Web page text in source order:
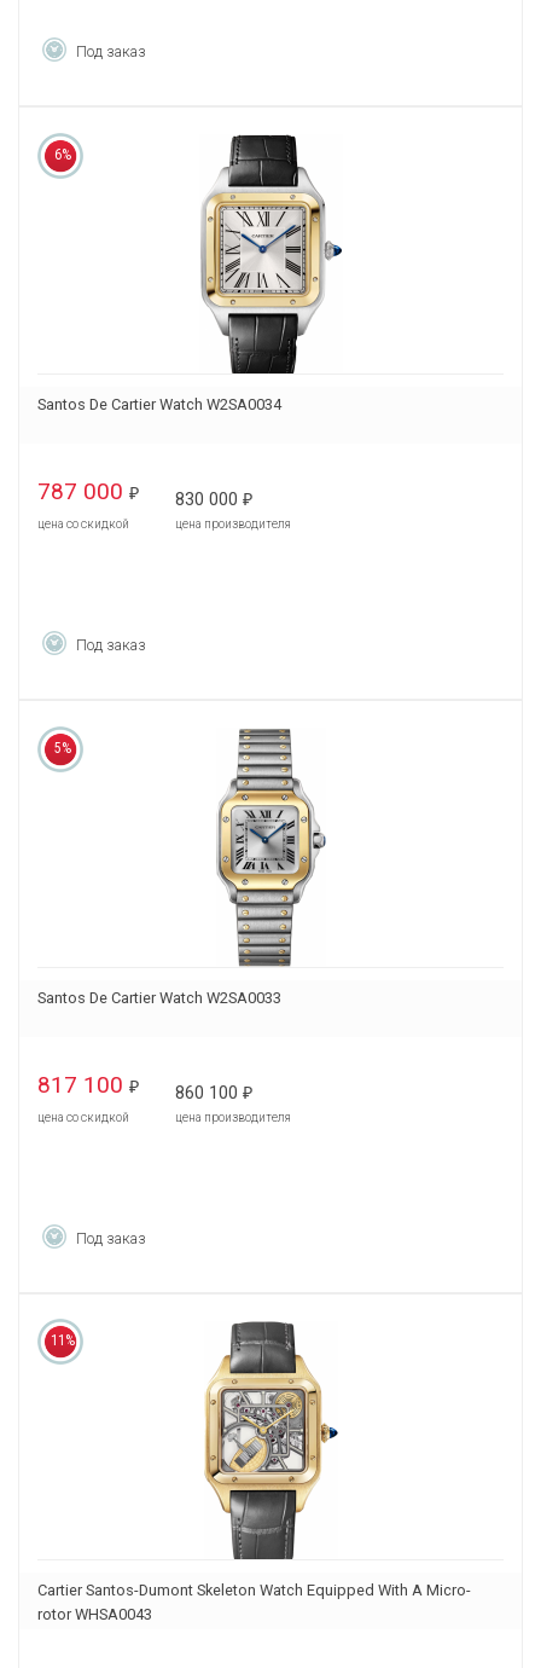
Под заказ
6%
Santos De Cartier Watch W2SA0034
787 000 ₽
цена со скидкой
830 000 ₽
цена производителя
Под заказ
5%
Santos De Cartier Watch W2SA0033
817 100 ₽
цена со скидкой
860 100 ₽
цена производителя
Под заказ
11%
Cartier Santos-Dumont Skeleton Watch Equipped With A Micro-
rotor WHSA0043